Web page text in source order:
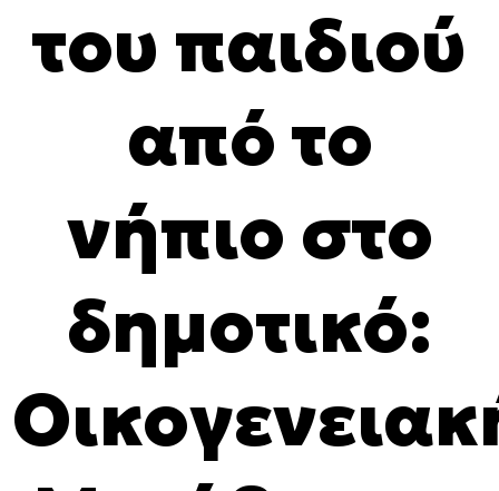
του παιδιού
από το
νήπιο στο
δημοτικό: